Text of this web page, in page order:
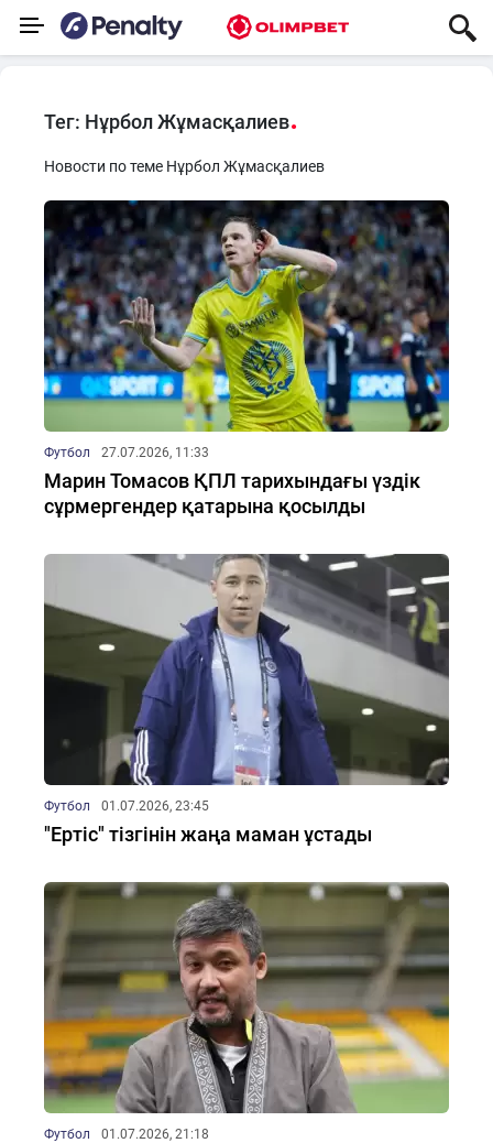
Тег: Нұрбол Жұмасқалиев
Новости по теме Нұрбол Жұмасқалиев
Футбол 27.07.2026, 11:33
Марин Томасов ҚПЛ тарихындағы үздік
сұрмергендер қатарына қосылды
Футбол 01.07.2026, 23:45
"Ертіс" тізгінін жаңа маман ұстады
Футбол 01.07.2026, 21:18